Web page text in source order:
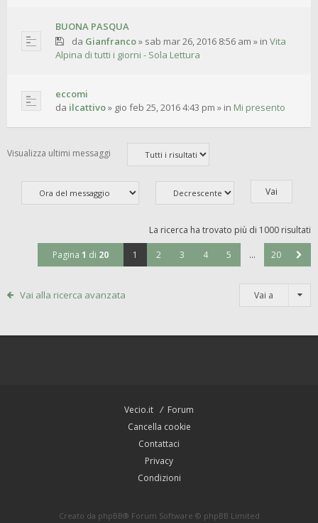
BUONA PASQUA
da Gianfranco» sab mar 26, 2016 8:56 am » in Vita
Alpina di tutti i giorni - Sola Lettura
eccomi
da ilcattivo» gio feb 25, 2016 4:43 pm » in Mi presento
Visualizza ultimi messaggi
La ricerca ha trovato più di 1000 risultati
Pagina 1 di 20 1 2 3 4 5 … 20
Vai alla ricerca avanzata Vai a
Vecio.it
Forum
Cancella cookie
Contattaci
Privacy
Condizioni
Creato da phpBB® Forum Software © phpBB Limited